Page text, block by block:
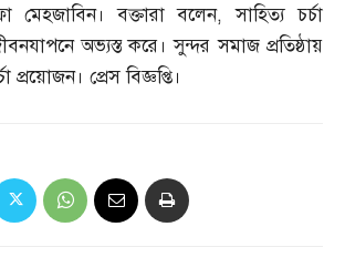
মেহজাবিন। বক্তারা বলেন,সাহিত্য চর্চা
অভ্যস্ত করে। সুন্দর সমাজ প্রতিষ্ঠায়
প্রয়োজন। প্রেস বিজ্ঞপ্তি।